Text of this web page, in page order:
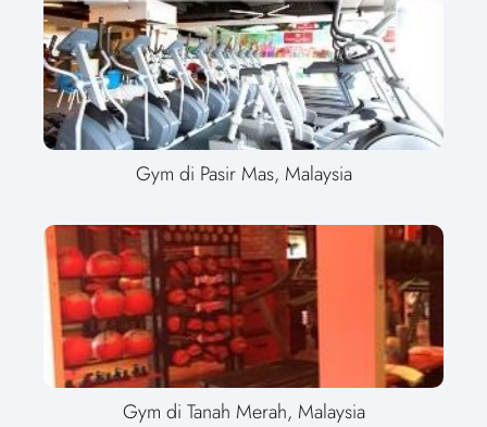
Gym di Pasir Mas, Malaysia
Gym di Tanah Merah, Malaysia